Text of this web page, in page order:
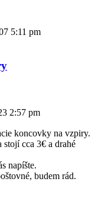
5:11 pm
2:57 pm
koncovky na vzpiry.
cca 3€ a drahé
napíšte.
budem rád.